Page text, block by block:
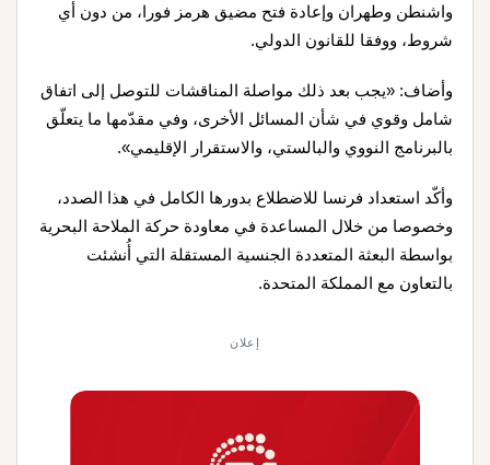
واشنطن وطهران وإعادة فتح مضيق هرمز فورا، من دون أي
شروط، ووفقا للقانون الدولي.
وأضاف: «يجب بعد ذلك مواصلة المناقشات للتوصل إلى اتفاق
شامل وقوي في شأن المسائل الأخرى، وفي مقدّمها ما يتعلّق
بالبرنامج النووي والبالستي، والاستقرار الإقليمي».
وأكّد استعداد فرنسا للاضطلاع بدورها الكامل في هذا الصدد،
وخصوصا من خلال المساعدة في معاودة حركة الملاحة البحرية
بواسطة البعثة المتعددة الجنسية المستقلة التي أُنشئت
بالتعاون مع المملكة المتحدة.
إعلان